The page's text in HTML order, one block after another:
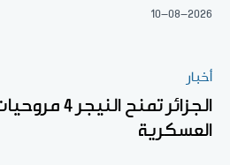
10-08-2026
أخبار
الجزائر
العسكرية